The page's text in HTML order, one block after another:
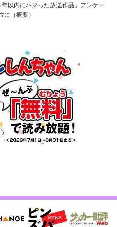
以内にハマった放送作品」アンケー
に（概要）